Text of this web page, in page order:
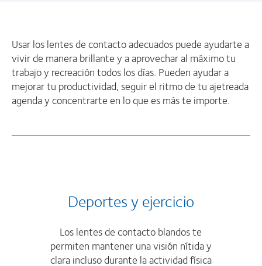
Usar los lentes de contacto adecuados puede ayudarte a
vivir de manera brillante y a aprovechar al máximo tu
trabajo y recreación todos los días. Pueden ayudar a
mejorar tu productividad, seguir el ritmo de tu ajetreada
agenda y concentrarte en lo que es más te importe.
Deportes y ejercicio
Los lentes de contacto blandos te
permiten mantener una visión nítida y
clara incluso durante la actividad física